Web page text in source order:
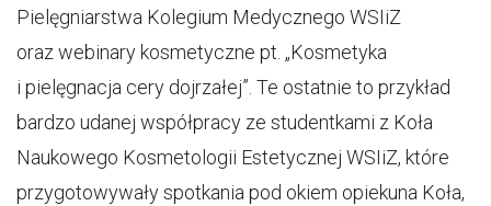
Pielęgniarstwa Kolegium Medycznego WSIiZ
oraz webinary kosmetyczne pt. „Kosmetyka
i pielęgnacja cery dojrzałej”. Te ostatnie to przykład
bardzo udanej współpracy ze studentkami z Koła
Naukowego Kosmetologii Estetycznej WSIiZ, które
przygotowywały spotkania pod okiem opiekuna Koła,